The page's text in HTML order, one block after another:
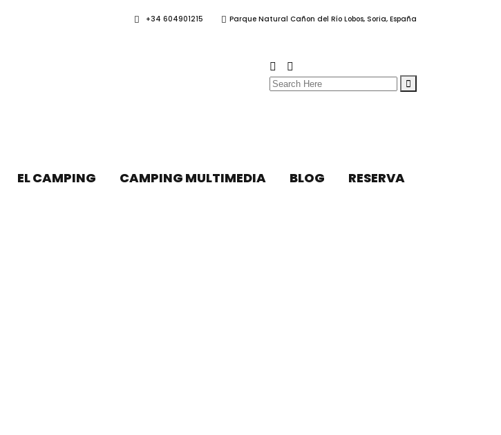
+34 604901215 Parque Natural Cañon del Río Lobos, Soria, España
Search
EL CAMPING CAMPING MULTIMEDIA BLOG RESERVA